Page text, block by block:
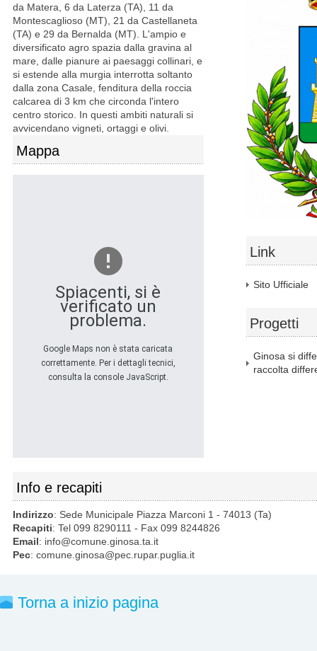
Link
Sito Ufficiale
Progetti
Ginosa si
raccolta
da Matera, 6 da Laterza (TA), 11 da
Montescaglioso (MT), 21 da Castellaneta
(TA) e 29 da Bernalda (MT). L'ampio e
diversificato agro spazia dalla gravina al
mare, dalle pianure ai paesaggi collinari, e
si estende alla murgia interrotta soltanto
dalla zona Casale, fenditura della roccia
calcarea di 3 km che circonda l'intero
centro storico. In questi ambiti naturali si
avvicendano vigneti, ortaggi e olivi.
Mappa
Spiacenti, si è
verificato un
problema.
Google Maps non è stata caricata
correttamente. Per i dettagli tecnici,
consulta la console JavaScript.
Info e recapiti
Indirizzo: Sede Municipale Piazza Marconi 1 - 74013 (Ta)
Recapiti: Tel 099 8290111 - Fax 099 8244826
Email: info@comune.ginosa.ta.it
Pec: comune.ginosa@pec.rupar.puglia.it
Torna a inizio pagina